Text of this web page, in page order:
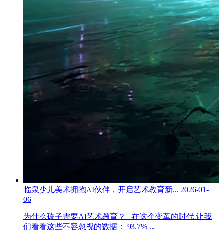
临泉少儿美术拥抱AI伙伴，开启艺术教育新... 2026-01-
06
为什么孩子需要AI艺术教育？ 在这个变革的时代 让我
们看看这些不容忽视的数据： 93.7% ...